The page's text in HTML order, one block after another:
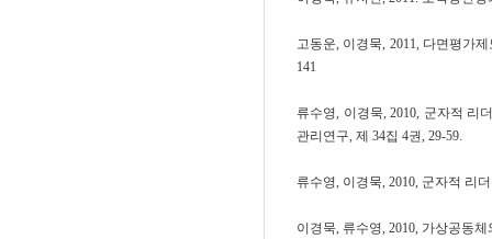
고동운, 이경묵, 2011, 다면평가
141
류수영, 이경묵, 2010, 군자적 리
관리연구, 제 34집 4권, 29-59.
류수영, 이경묵, 2010, 군자적 리
이경묵, 류수영, 2010, 가상공동